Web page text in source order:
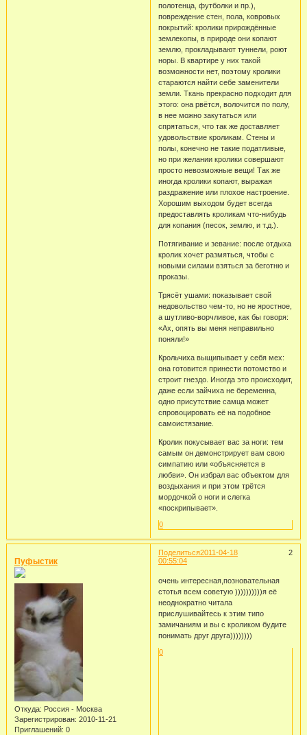
полотенца, футболки и пр.),
повреждение стен, пола, ковровых
покрытий: кролики прирождённые
землекопы, в природе они копают
землю, прокладывают туннели, роют
норы. В квартире у них такой
возможности нет, поэтому кролики
стараются найти себе заменители
земли. Ткань прекрасно подходит для
этого: она рвётся, волочится по полу,
в нее можно закутаться или
спрятаться, что так же доставляет
удовольствие кроликам. Стены и
полы, конечно не такие податливые,
но при желании кролики совершают
просто невозможные вещи! Так же
иногда кролики копают, выражая
раздражение или плохое настроение.
Хорошим выходом будет всегда
предоставлять кроликам что-нибудь
для копания (песок, землю, и т.д.).
Потягивание и зевание: после отдыха
кролик хочет размяться, чтобы с
новыми силами взяться за беготню и
проказы.
Трясёт ушами: показывает свой
недовольство чем-то, но не яростное,
а шутливо-ворчливое, как бы говоря:
«Ах, опять вы меня неправильно
поняли!»
Крольчиха выщипывает у себя мех:
она готовится принести потомство и
строит гнездо. Иногда это происходит,
даже если зайчиха не беременна,
одно присутствие самца может
спровоцировать её на подобное
самоистязание.
Кролик покусывает вас за ноги: тем
самым он демонстрирует вам свою
симпатию или «объясняется в
любви». Он избрал вас объектом для
воздыхания и при этом трётся
мордочкой о ноги и слегка
«поскрипывает».
0
Поделиться 2
2011-04-18
00:55:04
Пуфыстик
Откуда: Россия - Москва
Зарегистрирован: 2010-11-21
Приглашений: 0
очень интересная,позновательная
стотья всем советую ))))))))))я её
неоднократно читала
прислушивайтесь к этим типо
замичаниям и вы с кроликом будите
понимать друг друга))))))))
0